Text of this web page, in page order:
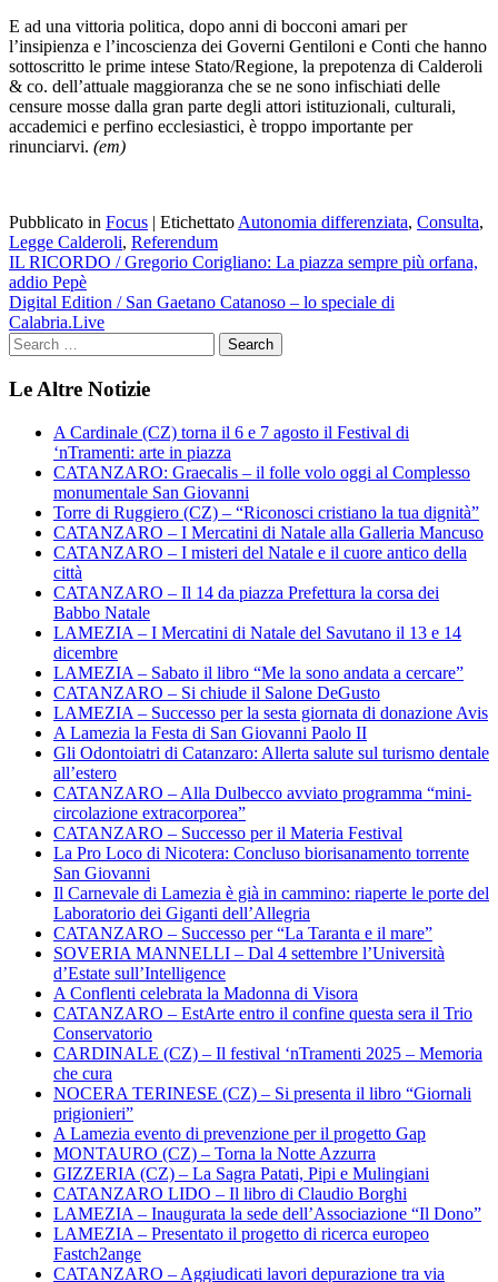
E ad una vittoria politica, dopo anni di bocconi amari per
l’insipienza e l’incoscienza dei Governi Gentiloni e Conti che hanno
sottoscritto le prime intese Stato/Regione, la prepotenza di Calderoli
& co. dell’attuale maggioranza che se ne sono infischiati delle
censure mosse dalla gran parte degli attori istituzionali, culturali,
accademici e perfino ecclesiastici, è troppo importante per
rinunciarvi. (em)
Pubblicato in Focus | EtichettatoAutonomia differenziata, Consulta,
Legge Calderoli, Referendum
Navigazione
articoli
IL RICORDO / Gregorio Corigliano: La piazza sempre più orfana,
addio Pepè
Digital Edition / San Gaetano Catanoso – lo speciale di
Calabria.Live
Le Altre Notizie
A Cardinale (CZ) torna il 6 e 7 agosto il Festival di
‘nTramenti: arte in piazza
CATANZARO: Graecalis – il folle volo oggi al Complesso
monumentale San Giovanni
Torre di Ruggiero (CZ) – “Riconosci cristiano la tua dignità”
CATANZARO – I Mercatini di Natale alla Galleria Mancuso
CATANZARO – I misteri del Natale e il cuore antico della
città
CATANZARO – Il 14 da piazza Prefettura la corsa dei
Babbo Natale
LAMEZIA – I Mercatini di Natale del Savutano il 13 e 14
dicembre
LAMEZIA – Sabato il libro “Me la sono andata a cercare”
CATANZARO – Si chiude il Salone DeGusto
LAMEZIA – Successo per la sesta giornata di donazione Avis
A Lamezia la Festa di San Giovanni Paolo II
Gli Odontoiatri di Catanzaro: Allerta salute sul turismo dentale
all’estero
CATANZARO – Alla Dulbecco avviato programma “mini-
circolazione extracorporea”
CATANZARO – Successo per il Materia Festival
La Pro Loco di Nicotera: Concluso biorisanamento torrente
San Giovanni
Il Carnevale di Lamezia è già in cammino: riaperte le porte del
Laboratorio dei Giganti dell’Allegria
CATANZARO – Successo per “La Taranta e il mare”
SOVERIA MANNELLI – Dal 4 settembre l’Università
d’Estate sull’Intelligence
A Conflenti celebrata la Madonna di Visora
CATANZARO – EstArte entro il confine questa sera il Trio
Conservatorio
CARDINALE (CZ) – Il festival ‘nTramenti 2025 – Memoria
che cura
NOCERA TERINESE (CZ) – Si presenta il libro “Giornali
prigionieri”
A Lamezia evento di prevenzione per il progetto Gap
MONTAURO (CZ) – Torna la Notte Azzurra
GIZZERIA (CZ) – La Sagra Patati, Pipi e Mulingiani
CATANZARO LIDO – Il libro di Claudio Borghi
LAMEZIA – Inaugurata la sede dell’Associazione “Il Dono”
LAMEZIA – Presentato il progetto di ricerca europeo
Fastch2ange
CATANZARO – Aggiudicati lavori depurazione tra via